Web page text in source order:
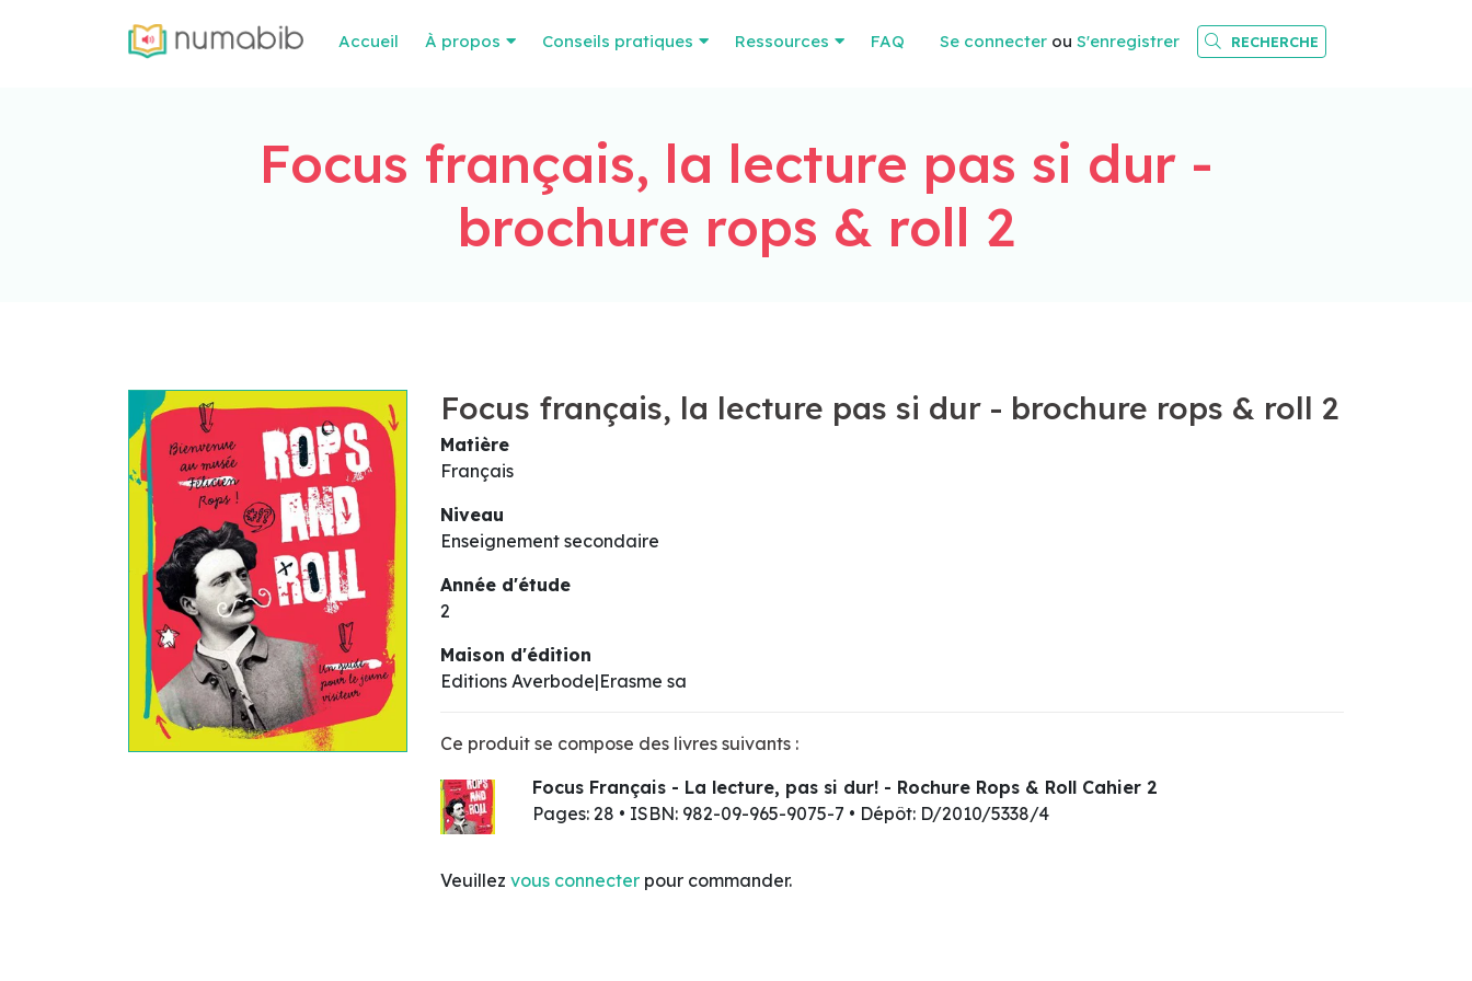
Accueil À propos Conseils pratiques Ressources FAQ Se connecter ou S'enregistrer RECHERCHE
Focus français, la lecture pas si dur -
brochure rops & roll 2
Focus français, la lecture pas si dur - brochure rops & roll 2
Matière
Français
Niveau
Enseignement secondaire
Année d'étude
2
Maison d'édition
Editions Averbode|Erasme sa
Ce produit se compose des livres suivants :
Focus Français - La lecture, pas si dur! - Rochure Rops & Roll Cahier 2
Pages: 28 • ISBN: 982-09-965-9075-7 • Dépôt: D/2010/5338/4
Veuillez vous connecter pour commander.